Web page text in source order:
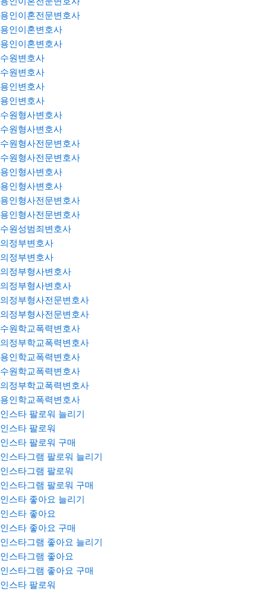
용인이혼전문변호사
용인이혼변호사
용인이혼변호사
수원변호사
수원변호사
용인변호사
용인변호사
수원형사변호사
수원형사변호사
수원형사전문변호사
수원형사전문변호사
용인형사변호사
용인형사변호사
용인형사전문변호사
용인형사전문변호사
수원성범죄변호사
의정부변호사
의정부변호사
의정부형사변호사
의정부형사변호사
의정부형사전문변호사
의정부형사전문변호사
수원학교폭력변호사
의정부학교폭력변호사
용인학교폭력변호사
수원학교폭력변호사
의정부학교폭력변호사
용인학교폭력변호사
인스타 팔로워 늘리기
인스타 팔로워
인스타 팔로워 구매
인스타그램 팔로워 늘리기
인스타그램 팔로워
인스타그램 팔로워 구매
인스타 좋아요 늘리기
인스타 좋아요
인스타 좋아요 구매
인스타그램 좋아요 늘리기
인스타그램 좋아요
인스타그램 좋아요 구매
인스타 팔로워